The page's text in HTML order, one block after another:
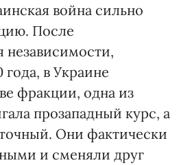
война сильно
После
независимости,
в Украине
фракции, одна из
прозападный курс, а
Они фактически
и сменяли друг